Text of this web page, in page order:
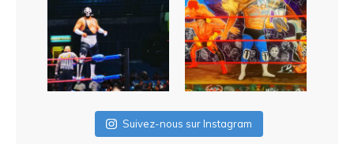
Suivez-nous sur Instagram